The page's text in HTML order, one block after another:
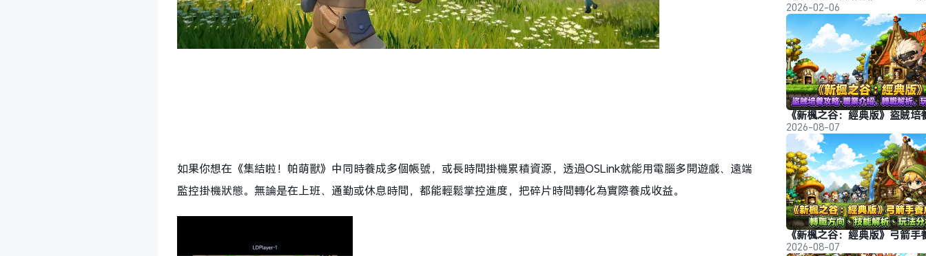
如果你想在《集結啦！帕萌獸》中同時養成多個帳號，或長時間掛機累積資源，透過OSLink就能用電腦多開遊戲、遠端
監控掛機狀態。無論是在上班、通勤或休息時間，都能輕鬆掌控進度，把碎片時間轉化為實際養成收益。
2026-02-06
2026-08-07
2026-08-07